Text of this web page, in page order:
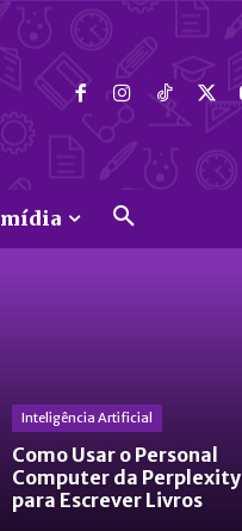
mídia
Inteligência Artificial
Como Usar o Personal
Computer da Perplexity
para Escrever Livros